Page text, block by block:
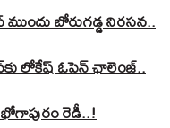
బోరుగడ్డ నిరసన..
లోకేష్‌ ఓపెన్ ఛాలెంజ్..
భోగాపురం రెడీ..!